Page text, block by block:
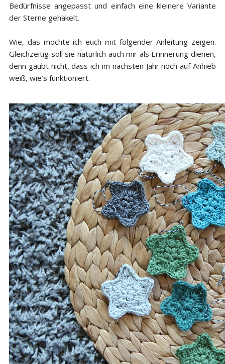
Bedürfnisse angepasst und einfach eine kleinere Variante
der Sterne gehäkelt.
Wie, das möchte ich euch mit folgender Anleitung zeigen.
Gleichzeitig soll sie natürlich auch mir als Erinnerung dienen,
denn gaubt nicht, dass ich im nächsten Jahr noch auf Anhieb
weiß, wie’s funktioniert.